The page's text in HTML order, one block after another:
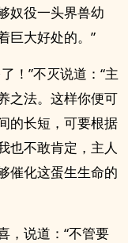
奴役一头界兽幼
巨大好处的。”
！”不灭说道：“主
之法。这样你便可
的长短，可要根据
也不敢肯定，主人
催化这蛋生生命的
，说道：“不管要